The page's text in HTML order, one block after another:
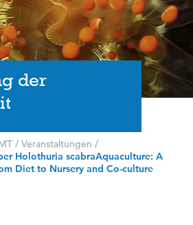
der
/ Veranstaltungen /
Holothuria scabraAquaculture: A
Diet to Nursery and Co-culture